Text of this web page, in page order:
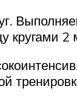
кругами 2